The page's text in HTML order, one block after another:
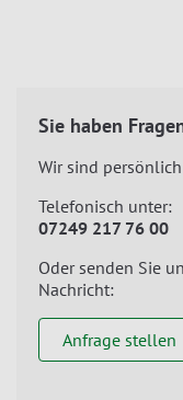
Sie haben
Wir sind
Telefonisch unter:
07249 217 76 00
Oder senden Sie
Nachricht:
Anfrage stellen